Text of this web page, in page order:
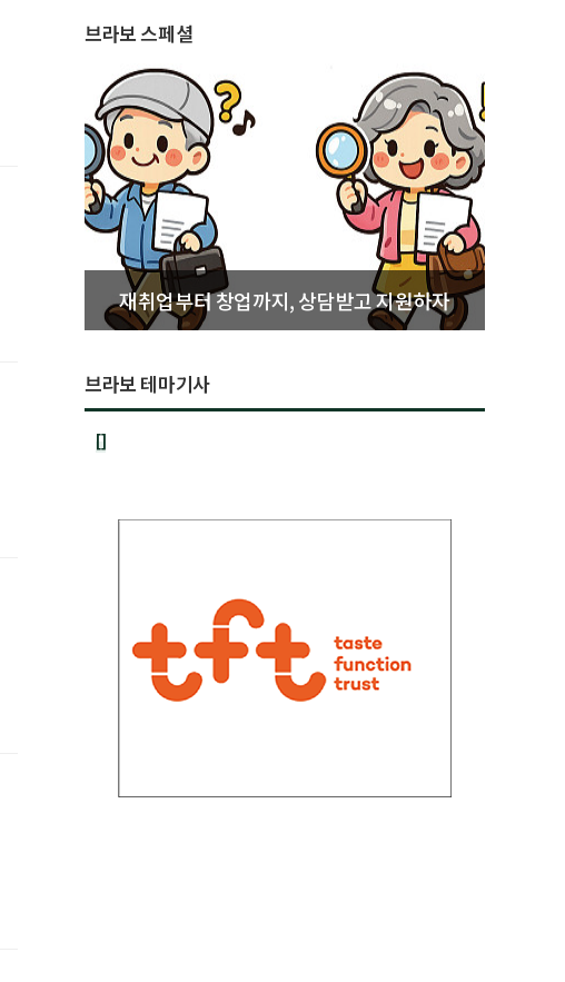
브라보 스페셜
재취업부터 창업까지, 상담받고 지원하자
브라보 테마기사
[]